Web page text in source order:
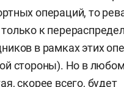
операций, то
к
в рамках этих
стороны). Но в
скорее всего, будет